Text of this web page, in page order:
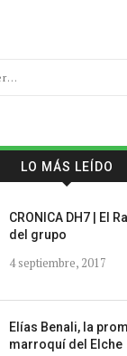
LO MÁS LEÍDO
CRONICA DH7 | El
del grupo
4 septiembre, 2017
Elías Benali, la
marroquí del Elche